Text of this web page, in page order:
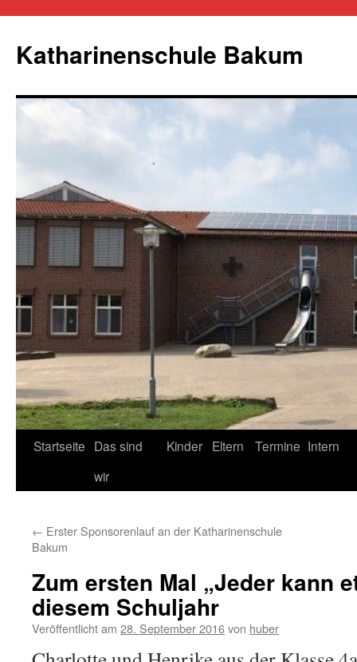
springen
Katharinenschule Bakum
Startseite Das sind
wir
Kinder Eltern Termine Intern
← Erster Sponsorenlauf an der Katharinenschule
Bakum
Zum ersten Mal „Jeder kann
diesem Schuljahr
Veröffentlicht am 28. September 2016von huber